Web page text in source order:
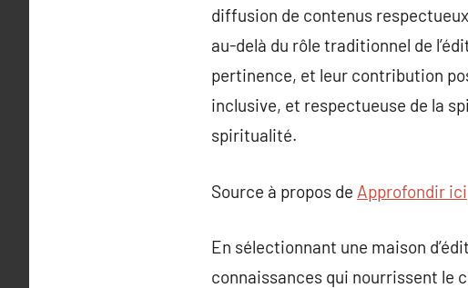
diffusion de contenus
au-delà du rôle traditionnel de
pertinence, et leur contribution
inclusive, et respectueuse de la
spiritualité.
Source à propos de Approfondir ici
En sélectionnant une maison
connaissances qui nourrissent le